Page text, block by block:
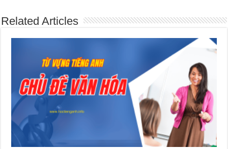
Related Articles